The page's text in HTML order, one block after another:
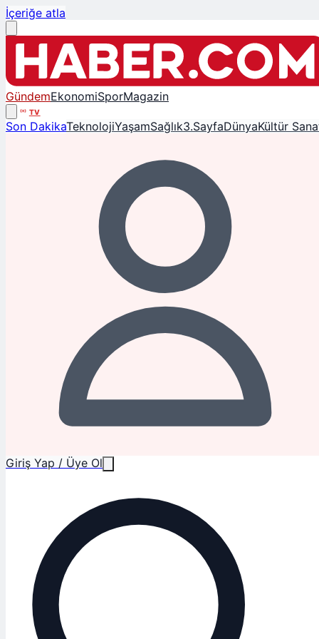
İçeriğe atla
GündemEkonomiSporMagazin
TV
Son DakikaTeknolojiYaşamSağlık3.SayfaDünyaKültür
Giriş Yap / Üye Ol